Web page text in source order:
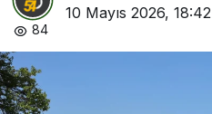
10 Mayıs 2026, 18:42
84